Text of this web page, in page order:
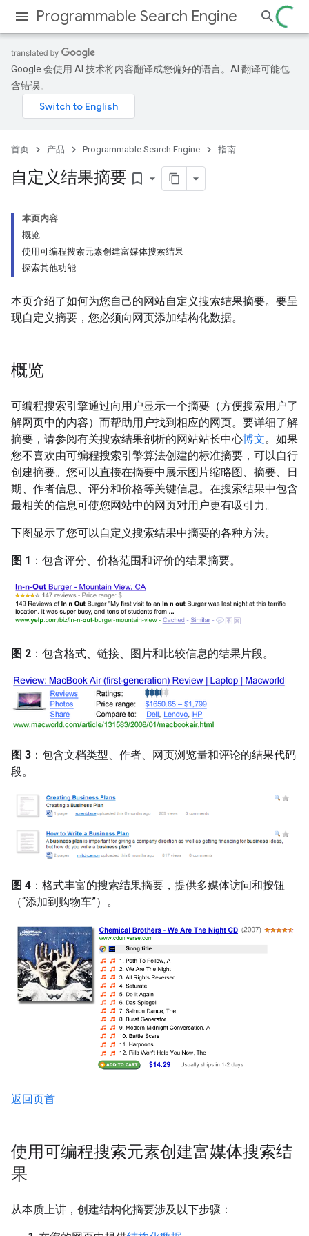
Programmable Search Engine
Google 会使用 AI 技术将内容翻译成您偏好的语言。AI 翻译可能包
含错误。
首页 产品 Programmable Search Engine 指南
自定义结果摘要 bookmark_border
本页内容
概览
使用可编程搜索元素创建富媒体搜索结果
探索其他功能
本页介绍了如何为您自己的网站自定义搜索结果摘要。要呈
现自定义摘要，您必须向网页添加结构化数据。
概览
可编程搜索引擎通过向用户显示一个摘要（方便搜索用户了
解网页中的内容）而帮助用户找到相应的网页。 要详细了解
摘要，请参阅有关搜索结果剖析的网站站长中心博文。如果
您不喜欢由可编程搜索引擎算法创建的标准摘要，可以自行
创建摘要。您可以直接在摘要中展示图片缩略图、摘要、日
期、作者信息、评分和价格等关键信息。在搜索结果中包含
最相关的信息可使您网站中的网页对用户更有吸引力。
下图显示了您可以自定义搜索结果中摘要的各种方法。
图 1 ：包含评分、价格范围和评价的结果摘要。
图 2 ：包含格式、链接、图片和比较信息的结果片段。
图 3 ：包含文档类型、作者、网页浏览量和评论的结果代码
段。
图 4 ：格式丰富的搜索结果摘要，提供多媒体访问和按钮
（“添加到购物车”）。
返回页首
使用可编程搜索元素创建富媒体搜索结
果
从本质上讲，创建结构化摘要涉及以下步骤：